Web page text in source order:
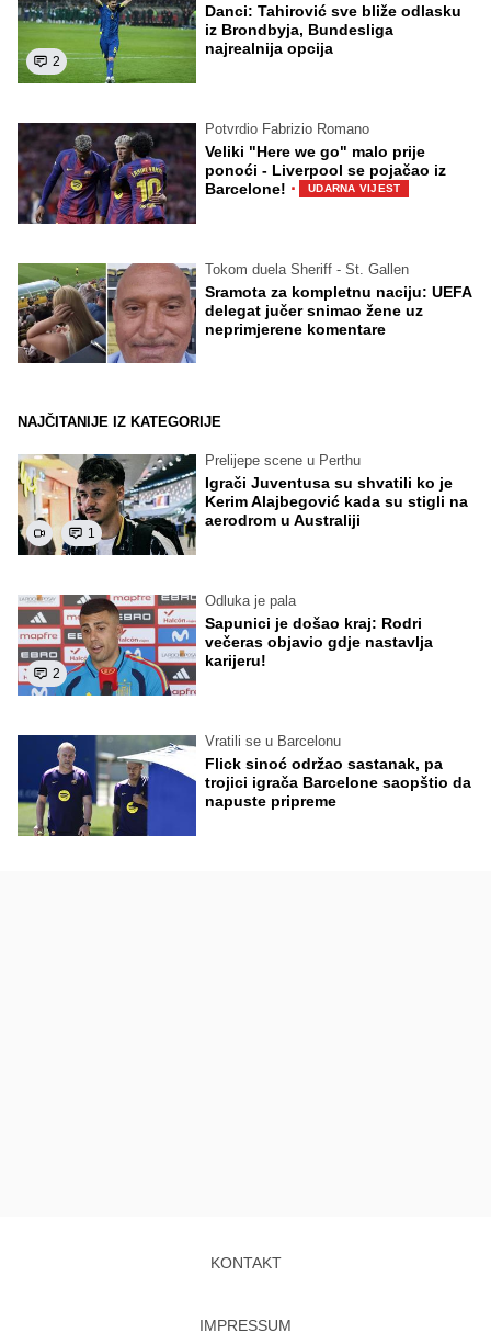
2
Danci: Tahirović sve bliže odlasku
iz Brondbyja, Bundesliga
najrealnija opcija
Potvrdio Fabrizio Romano
Veliki "Here we go" malo prije
ponoći - Liverpool se pojačao iz
Barcelone! · UDARNA VIJEST
Tokom duela Sheriff - St. Gallen
Sramota za kompletnu naciju: UEFA
delegat jučer snimao žene uz
neprimjerene komentare
NAJČITANIJE IZ KATEGORIJE
1
Prelijepe scene u Perthu
Igrači Juventusa su shvatili ko je
Kerim Alajbegović kada su stigli na
aerodrom u Australiji
2
Odluka je pala
Sapunici je došao kraj: Rodri
večeras objavio gdje nastavlja
karijeru!
Vratili se u Barcelonu
Flick sinoć održao sastanak, pa
trojici igrača Barcelone saopštio da
napuste pripreme
KONTAKT
IMPRESSUM